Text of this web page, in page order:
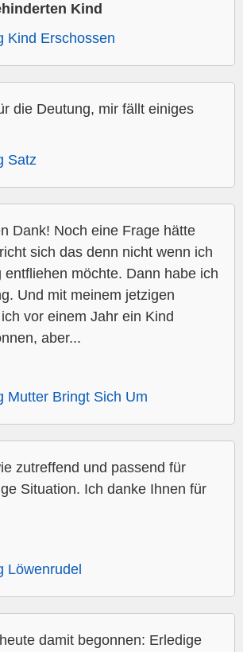
Kind
Kind Erschossen
die Deutung, mir fällt einiges
Satz
Dank! Noch eine Frage hätte
sich das denn nicht wenn ich
entfliehen möchte. Dann habe ich
Und mit meinem jetzigen
vor einem Jahr ein Kind
aber...
Mutter Bringt Sich Um
zutreffend und passend für
Situation. Ich danke Ihnen für
Löwenrudel
damit begonnen: Erledige